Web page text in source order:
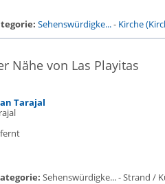
Sehenswürdigke...- Kirche
Nähe von Las Playitas
Tarajal
Sehenswürdigke... - Strand /